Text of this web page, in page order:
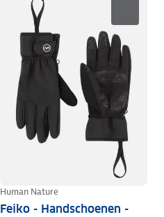
Human Nature
Feiko - Handschoenen -